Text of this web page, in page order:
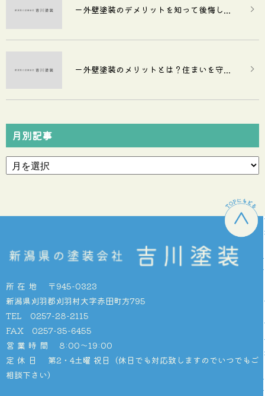
ー外壁塗装のデメリットを知って後悔し...
ー外壁塗装のメリットとは？住まいを守...
月別記事
所在地
〒945-0323
新潟県刈羽郡刈羽村大字赤田町方795
TEL 0257-28-2115
FAX 0257-35-6455
営業時間
8:00〜19:00
定休日
第2・4土曜 祝日（休日でも対応致しますのでいつでもご
相談下さい）